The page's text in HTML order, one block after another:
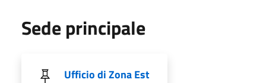
Sede principale
Ufficio di Zona Est